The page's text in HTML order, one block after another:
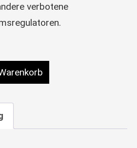
verbotene
pH Perfect Sensi Grow Part